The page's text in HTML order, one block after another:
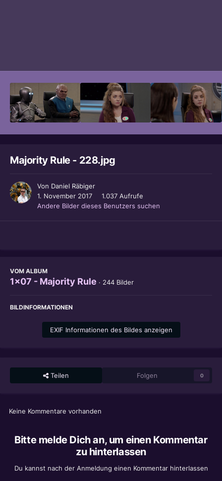
Majority Rule - 228.jpg
Von Daniel Räbiger
1. November 2017
1.037 Aufrufe
Andere Bilder dieses Benutzers suchen
VOM ALBUM
1x07 - Majority Rule · 244 Bilder
BILDINFORMATIONEN
EXIF Informationen des Bildes anzeigen
Teilen Folgen 0
Keine Kommentare vorhanden
Bitte melde Dich an, um einen Kommentar
zu hinterlassen
Du kannst nach der Anmeldung einen Kommentar hinterlassen